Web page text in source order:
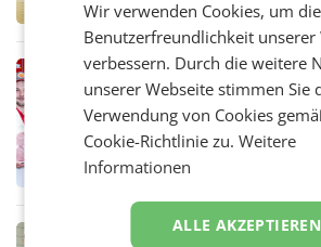
Handelskonzern Müller
„Kreislauf-Helden“ in
Müller-Filialen
RETAIL
Penny modernisiert
Ober- und
WIENER NEUDORF. – Im
erneuert Penny zwei
RETAIL
Wir verwenden Cookies, um die
Benutzerfreundlichkeit unserer
verbessern. Durch die weitere
unserer Webseite stimmen Sie
Verwendung von Cookies
Cookie-Richtlinie zu.Weitere
Informationen
ALLE AKZEPTIEREN